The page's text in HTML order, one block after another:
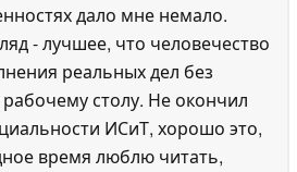
дало мне немало.
- лучшее, что человечество
реальных дел без
столу. Не окончил
ИСиТ, хорошо это,
время люблю читать,